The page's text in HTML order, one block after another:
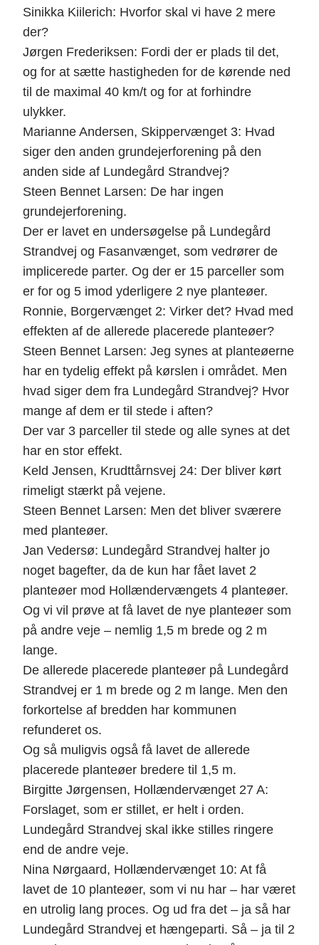
Sinikka Kiilerich: Hvorfor skal vi have 2 mere
der?
Jørgen Frederiksen: Fordi der er plads til det,
og for at sætte hastigheden for de kørende ned
til de maximal 40 km/t og for at forhindre
ulykker.
Marianne Andersen, Skippervænget 3: Hvad
siger den anden grundejerforening på den
anden side af Lundegård Strandvej?
Steen Bennet Larsen: De har ingen
grundejerforening.
Der er lavet en undersøgelse på Lundegård
Strandvej og Fasanvænget, som vedrører de
implicerede parter. Og der er 15 parceller som
er for og 5 imod yderligere 2 nye planteøer.
Ronnie, Borgervænget 2: Virker det? Hvad med
effekten af de allerede placerede planteøer?
Steen Bennet Larsen: Jeg synes at planteøerne
har en tydelig effekt på kørslen i området. Men
hvad siger dem fra Lundegård Strandvej? Hvor
mange af dem er til stede i aften?
Der var 3 parceller til stede og alle synes at det
har en stor effekt.
Keld Jensen, Krudttårnsvej 24: Der bliver kørt
rimeligt stærkt på vejene.
Steen Bennet Larsen: Men det bliver sværere
med planteøer.
Jan Vedersø: Lundegård Strandvej halter jo
noget bagefter, da de kun har fået lavet 2
planteøer mod Hollændervængets 4 planteøer.
Og vi vil prøve at få lavet de nye planteøer som
på andre veje – nemlig 1,5 m brede og 2 m
lange.
De allerede placerede planteøer på Lundegård
Strandvej er 1 m brede og 2 m lange. Men den
forkortelse af bredden har kommunen
refunderet os.
Og så muligvis også få lavet de allerede
placerede planteøer bredere til 1,5 m.
Birgitte Jørgensen, Hollændervænget 27 A:
Forslaget, som er stillet, er helt i orden.
Lundegård Strandvej skal ikke stilles ringere
end de andre veje.
Nina Nørgaard, Hollændervænget 10: At få
lavet de 10 planteøer, som vi nu har – har været
en utrolig lang proces. Og ud fra det – ja så har
Lundegård Strandvej et hængeparti. Så – ja til 2